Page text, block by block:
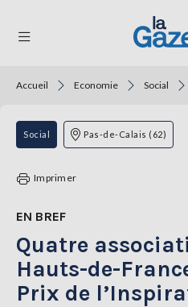
THÉMATIQUES
RÉGIONS
TENDANCES
SERVICES
LA
Accueil Economie Social
Social Pas-de-Calais (62)
Imprimer
EN BREF
Quatre
Hauts-de-
Prix de